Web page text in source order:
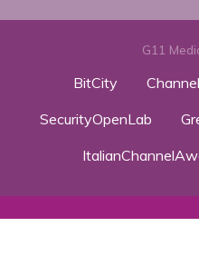
G11
BitCity
SecurityOpenLab